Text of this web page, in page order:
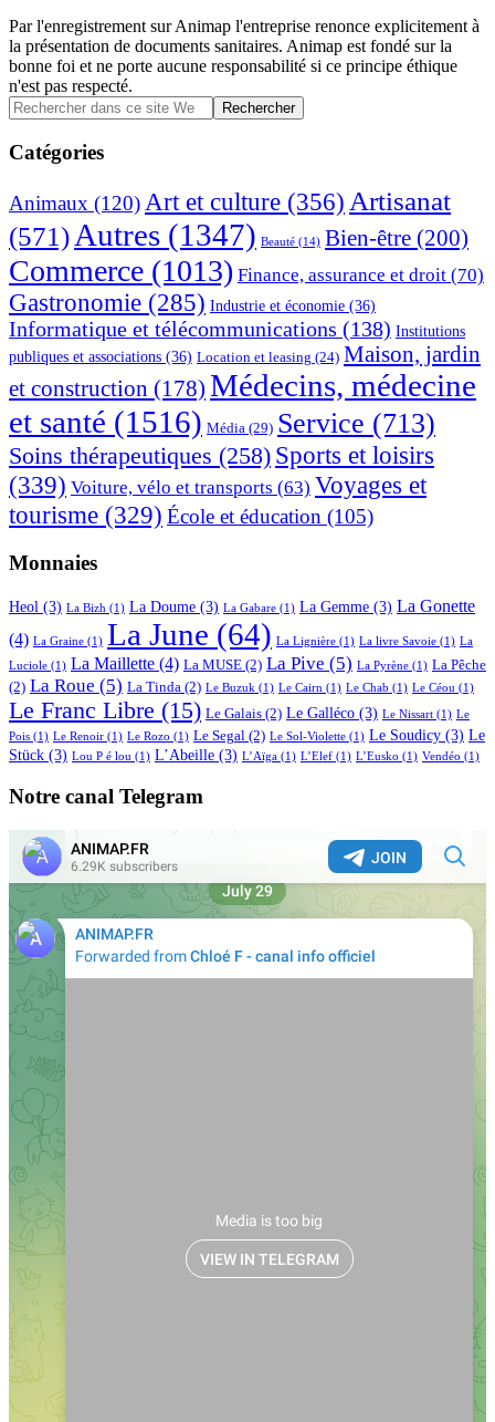
Par l'enregistrement sur Animap l'entreprise renonce explicitement à
la présentation de documents sanitaires. Animap est fondé sur la
bonne foi et ne porte aucune responsabilité si ce principe éthique
n'est pas respecté.
Barre
latérale
principale
Rechercher
dans
ce
site
Catégories
Animaux (120)Art et culture (356) Artisanat
(571) Autres (1347) Beauté (14) Bien-être (200)
Commerce (1013) Finance, assurance et droit (70)
Gastronomie (285) Industrie et économie (36)
Informatique et télécommunications (138) Institutions
publiques et associations (36) Location et leasing (24) Maison, jardin
et construction (178) Médecins, médecine
et santé (1516) Média (29) Service (713)
Soins thérapeutiques (258) Sports et loisirs
(339) Voiture, vélo et transports (63) Voyages et
tourisme (329) École et éducation (105)
Monnaies
Heol (3) La Bizh (1) La Doume (3) La Gabare (1) La Gemme (3) La Gonette
(4) La Graine (1) La June (64) La Lignière (1) La livre Savoie (1) La
Luciole (1) La Maillette (4) La MUSE (2) La Pive (5) La Pyrène (1) La Pêche
(2) La Roue (5) La Tinda (2) Le Buzuk (1) Le Cairn (1) Le Chab (1) Le Céou (1)
Le Franc Libre (15) Le Galais (2) Le Galléco (3) Le Nissart (1) Le
Pois (1) Le Renoir (1) Le Rozo (1) Le Segal (2) Le Sol-Violette (1) Le Soudicy (3) Le
Stück (3) Lou P é lou (1) L’Abeille (3) L’Aïga (1) L’Elef (1) L’Eusko (1) Vendéo (1)
Notre canal Telegram